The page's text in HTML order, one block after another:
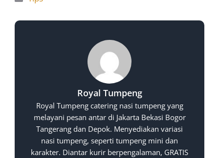
Royal Tumpeng
Royal Tumpeng catering nasi tumpeng yang
melayani pesan antar di Jakarta Bekasi Bogor
Tangerang dan Depok. Menyediakan variasi
nasi tumpeng, seperti tumpeng mini dan
karakter. Diantar kurir berpengalaman, GRATIS